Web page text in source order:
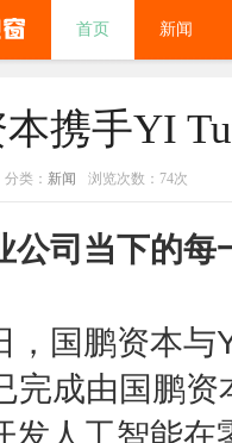
首页 新闻
本携手YI
分类： 新闻 浏览次数：74次
当下的每一
鹏资本与YI
完成由国鹏
发人工智能在